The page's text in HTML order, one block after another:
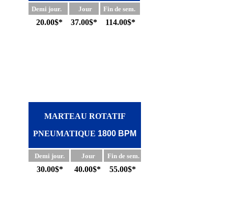
Demi jour. Jour Fin de sem.
20.00$* 37.00$* 114.00$*
MARTEAU ROTATIF
PNEUMATIQUE 1800 BPM
Demi jour. Jour Fin de sem.
30.00$* 40.00$* 55.00$*